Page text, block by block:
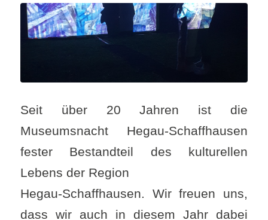
Seit über 20 Jahren ist die
Museumsnacht Hegau-Schaffhausen
fester Bestandteil des kulturellen
Lebens der Region
Hegau-Schaffhausen. Wir freuen uns,
dass wir auch in diesem Jahr dabei